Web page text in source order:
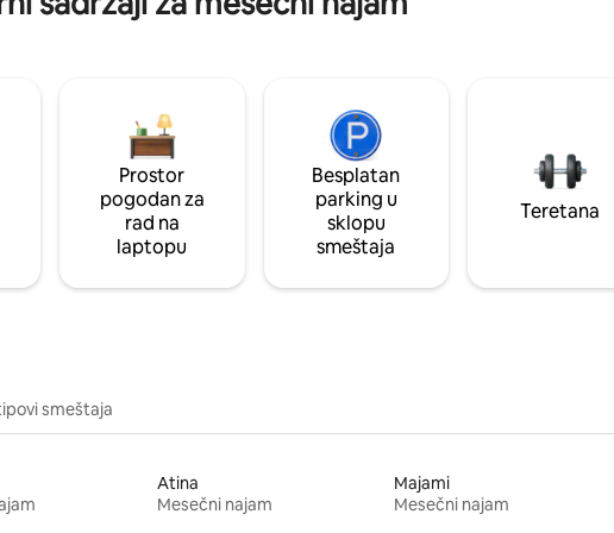
Prostor
pogodan za
rad na
laptopu
Besplatan
parking u
sklopu
smeštaja
Teretana
smeštaja
Atina
Mesečni najam
Majami
Mesečni najam